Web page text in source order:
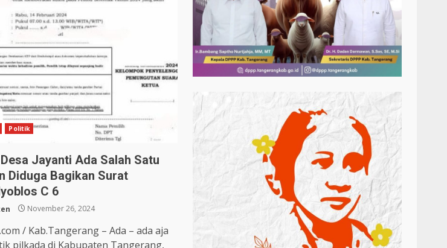
Politik
Jayanti Ada Salah Satu
Diduga Bagikan Surat
C 6
November 26, 2024
/ Kab.Tangerang – Ada – ada aja
pilkada di Kabupaten Tangerang,